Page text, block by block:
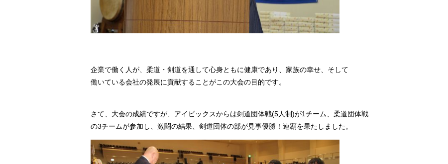
企業で働く人が、柔道・剣道を通して心身ともに健康であり、家族の幸せ、そして
働いている会社の発展に貢献することがこの大会の目的です。
さて、大会の成績ですが、アイビックスからは剣道団体戦(5人制)が1チーム、柔道団体戦
の3チームが参加し、激闘の結果、剣道団体の部が見事優勝！連覇を果たしました。